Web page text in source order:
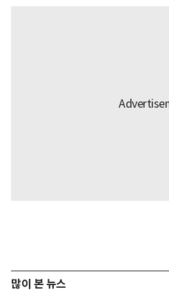
많이 본 뉴스